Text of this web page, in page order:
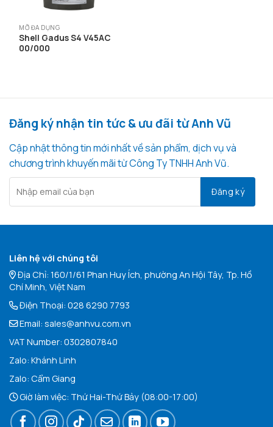
MỠ ĐA DỤNG
Shell Gadus S4 V45AC
00/000
Đăng ký nhận tin tức & ưu đãi từ Anh Vũ
Cập nhật thông tin mới nhất về sản phẩm, dịch vụ và
chương trình khuyến mãi từ Công Ty TNHH Anh Vũ.
Liên hệ với chúng tôi
Địa Chỉ: 160/1/61 Phan Huy Ích, phường An Hội Tây, Tp. Hồ
Chí Minh, Việt Nam
Điện Thoại: 028 6290 7793
Email: sales@anhvu.com.vn
VAT Number: 0302807840
Zalo: Khánh Linh
Zalo: Cẩm Giang
Giờ làm việc: Thứ Hai-Thứ Bảy (08:00-17:00)